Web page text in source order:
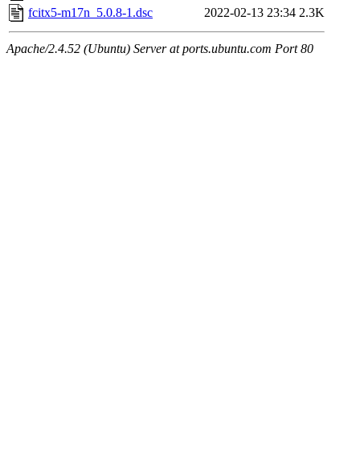
fcitx5-m17n_5.0.8-1.dsc
2022-02-13 23:34 2.3K
Apache/2.4.52 (Ubuntu) Server at ports.ubuntu.com Port 80